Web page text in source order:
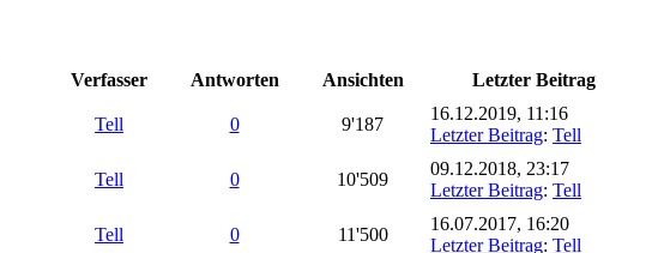
Verfasser Antworten Ansichten Letzter Beitrag
Tell 0 9'187
16.12.2019, 11:16
Letzter Beitrag: Tell
Tell 0 10'509
09.12.2018, 23:17
Letzter Beitrag: Tell
Tell 0 11'500
16.07.2017, 16:20
Letzter Beitrag: Tell